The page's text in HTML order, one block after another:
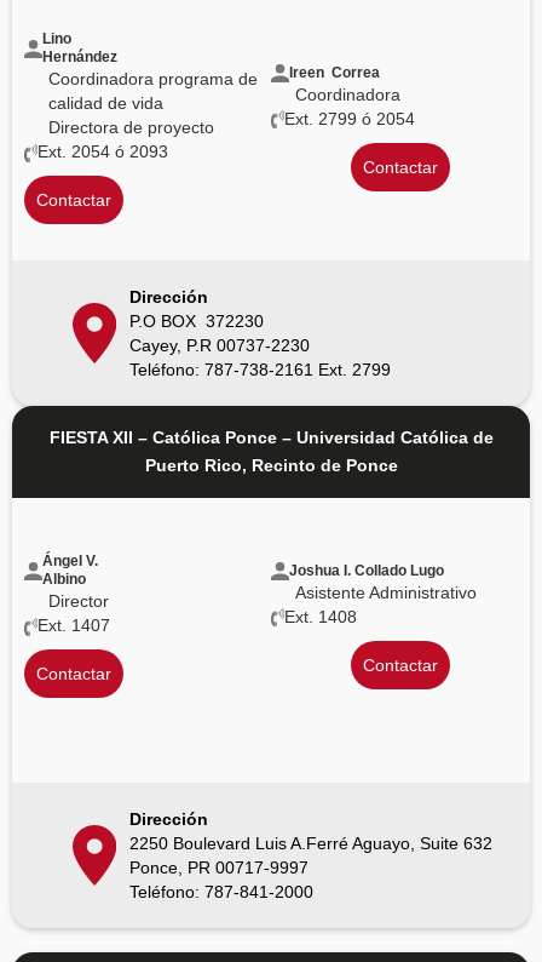
Lino
Hernández
Coordinadora programa de
calidad de vida
Directora de proyecto
Ext. 2054 ó 2093
Contactar
Ireen Correa
Coordinadora
Ext. 2799 ó 2054
Contactar
Dirección
P.O BOX 372230
Cayey, P.R 00737-2230
Teléfono: 787-738-2161 Ext. 2799
FIESTA XII – Católica Ponce – Universidad Católica de
Puerto Rico, Recinto de Ponce
Ángel V.
Albino
Director
Ext. 1407
Contactar
Joshua I. Collado Lugo
Asistente Administrativo
Ext. 1408
Contactar
Dirección
2250 Boulevard Luis A.Ferré Aguayo, Suite 632
Ponce, PR 00717-9997
Teléfono: 787-841-2000